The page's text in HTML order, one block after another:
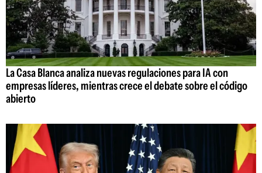
La Casa Blanca analiza nuevas regulaciones para IA con
empresas líderes, mientras crece el debate sobre el código
abierto